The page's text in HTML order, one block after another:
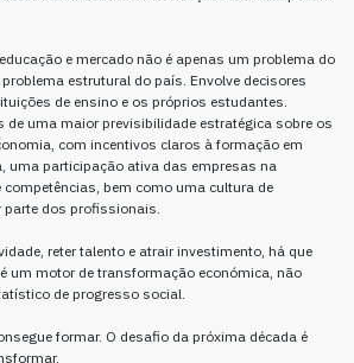
e mercado não é apenas um problema do
estrutural do país. Envolve decisores
de ensino e os próprios estudantes.
de uma maior previsibilidade estratégica sobre os
com incentivos claros à formação em
uma participação ativa das empresas na
competências, bem como uma cultura de
parte dos profissionais.
reter talento e atrair investimento, há que
um motor de transformação económica, não
de progresso social.
formar. O desafio da próxima década é